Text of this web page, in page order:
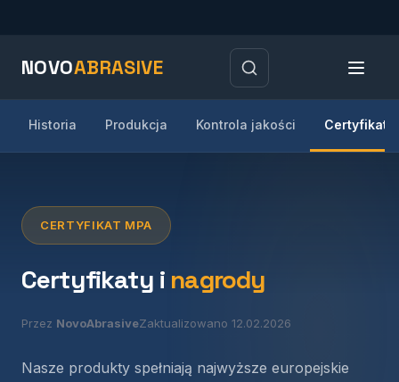
NOVOABRASIVE
Historia Produkcja Kontrola jakości Certyfikaty
CERTYFIKAT MPA
Certyfikaty i nagrody
Przez NovoAbrasiveZaktualizowano 12.02.2026
Nasze produkty spełniają najwyższe europejskie